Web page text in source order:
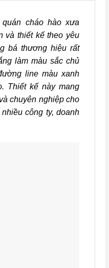
quán cháo hào xưa
và thiết kế theo yêu
bá thương hiệu rất
làm màu sắc chủ
line màu xanh
Thiết kế này mang
chuyên nghiệp cho
công ty, doanh